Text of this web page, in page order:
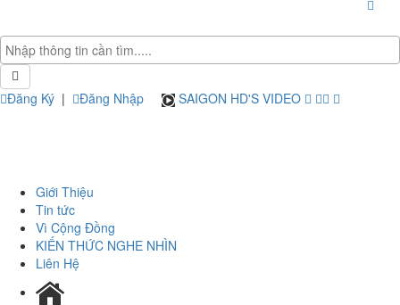
Đăng Ký | Đăng Nhập SAIGON HD'S VIDEO
Giới Thiệu
Tin tức
Vì Cộng Đồng
KIẾN THỨC NGHE NHÌN
Liên Hệ